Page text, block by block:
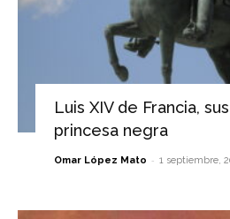
Luis XIV de Francia,
princesa negra
Omar López Mato - 1 septiembre,